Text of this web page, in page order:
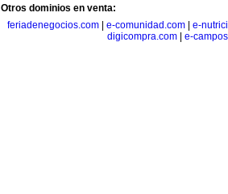
Otros dominios en venta:
feriadenegocios.com| e-comunidad.com| e-
digicompra.com
e-